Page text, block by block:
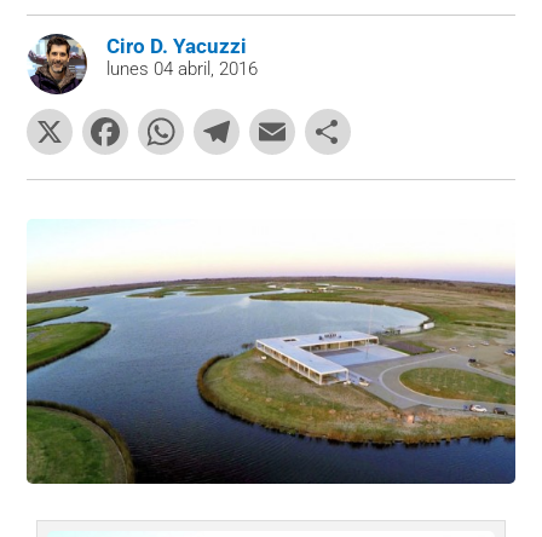
Ciro D. Yacuzzi
lunes 04 abril, 2016
X
F
a
b
o
o
k
W
h
A
p
p
T
el
a
m
E
m o
ar
tir